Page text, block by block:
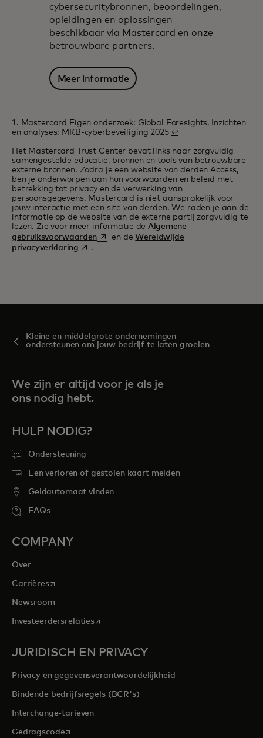
cybersecuritybronnen, beoordelingen,
opleidingen en oplossingen
beschikbaar via Mastercard en onze
betrouwbare partners.
Meer informatie
1. Mastercard Eigen onderzoek: Global Foresights, Inzichten
en analyses: MKB-cyberbeveiliging 2025 ↩
Het Mastercard Trust Center bevat links naar zorgvuldig
samengestelde educatie, bronnen en tools van betrouwbare
externe bronnen. Zodra je een website van derden Access,
ben je onderworpen aan hun voorwaarden en beleid met
betrekking tot privacy en de verwerking van
persoonsgegevens. Mastercard is niet aansprakelijk voor
jouw interactie met een site van derden. We raden je aan de
informatie op de website van de externe partij zorgvuldig te
lezen. Zie voor meer informatie deAlgemene
gebruiksvoorwaardenopens in a new tab
en deWereldwijde
privacyverklaringopens in a new tab
.
Kleine en middelgrote ondernemingen
ondersteunen om jouw bedrijf te laten groeien
We zijn er altijd voor je als je
ons nodig hebt.
HULP NODIG?
Ondersteuning
Een verloren of gestolen kaart melden
Geldautomaat vinden
FAQs
COMPANY
Over
Carrièresopens in a new tab
Newsroom
Investeerdersrelatiesopens in a new tab
JURIDISCH EN PRIVACY
Privacy en gegevensverantwoordelijkheid
Bindende bedrijfsregels (BCR's)
Interchange-tarieven
Gedragscodeopens in a new tab